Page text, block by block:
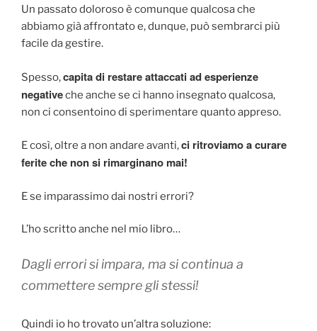
Un passato doloroso è comunque qualcosa che
abbiamo già affrontato e, dunque, può sembrarci più
facile da gestire.
Spesso,capita di restare attaccati ad esperienze
negativeche anche se ci hanno insegnato qualcosa,
non ci consentoino di sperimentare quanto appreso.
E così, oltre a non andare avanti,ci ritroviamo a curare
ferite che non si rimarginano mai!
E se imparassimo dai nostri errori?
L’ho scritto anche nel mio libro…
Dagli errori si impara, ma si continua a
commettere sempre gli stessi!
Quindi io ho trovato un’altra soluzione: